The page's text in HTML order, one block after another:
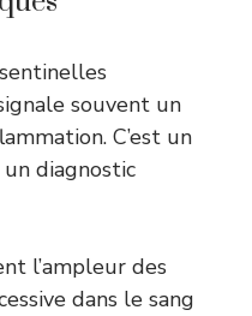
souvent un
C’est un
un diagnostic
l’ampleur des
dans le sang